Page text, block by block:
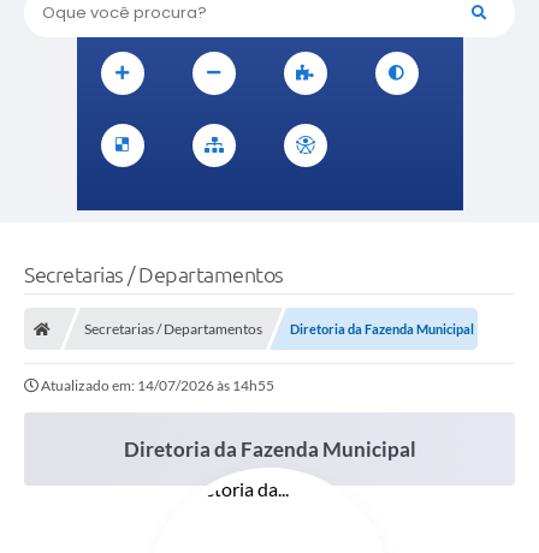
Oque você procura?
Secretarias / Departamentos
Secretarias / Departamentos Diretoria da Fazenda Municipal
Atualizado em: 14/07/2026 às 14h55
Diretoria da Fazenda Municipal